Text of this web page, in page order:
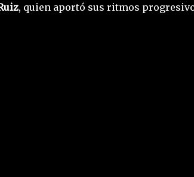
, quien aportó sus ritmos